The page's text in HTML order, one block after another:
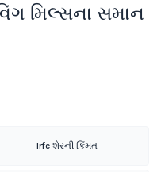
મિલ્સના સમાન
Irfc શેરની કિંમત